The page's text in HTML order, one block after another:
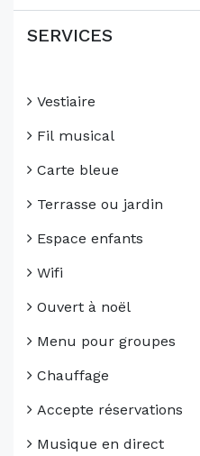
SERVICES
Vestiaire
Fil musical
Carte bleue
Terrasse ou jardin
Espace enfants
Wifi
Ouvert à noël
Menu pour groupes
Chauffage
Accepte réservations
Musique en direct